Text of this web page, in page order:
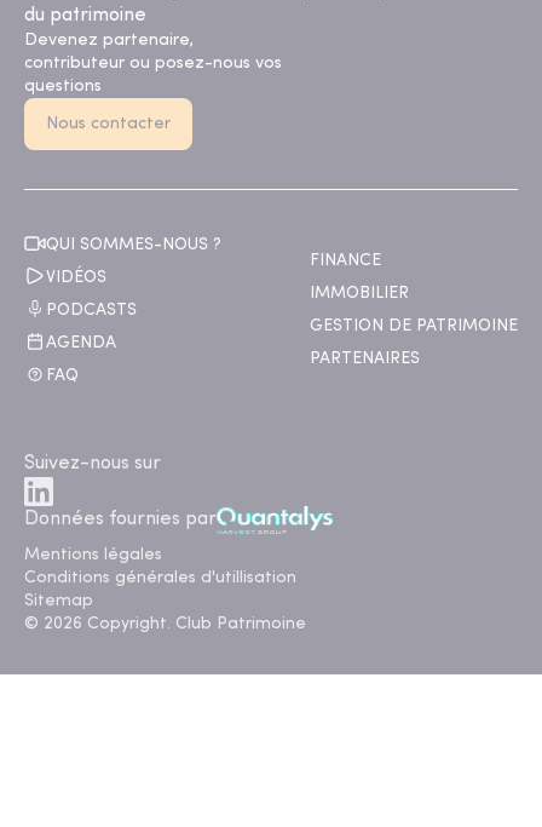
du patrimoine
Devenez partenaire,
contributeur ou posez-nous vos
questions
Nous contacter
QUI SOMMES-NOUS ?
VIDÉOS
PODCASTS
AGENDA
FAQ
FINANCE
IMMOBILIER
GESTION DE PATRIMOINE
PARTENAIRES
Suivez-nous sur
Données fournies par
Mentions légales
Conditions générales d'utillisation
Sitemap
© 2026 Copyright. Club Patrimoine